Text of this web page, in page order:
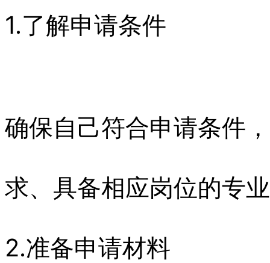
1.了解申请条件
确保自己符合申请条件
求、具备相应岗位的专
2.准备申请材料